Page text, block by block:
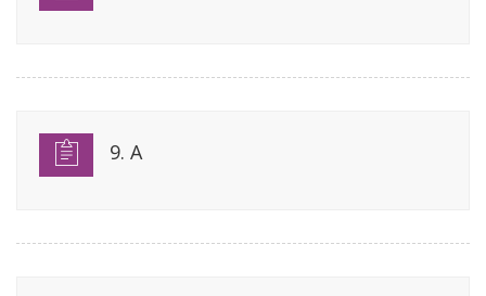
9. A